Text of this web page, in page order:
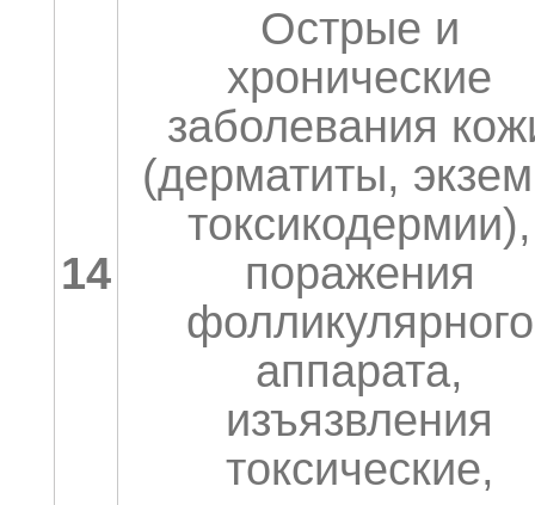
14
Острые и
хронические
заболевания
(дерматиты,
токсикодермии),
поражения
фолликулярного
аппарата,
изъязвления
токсические,